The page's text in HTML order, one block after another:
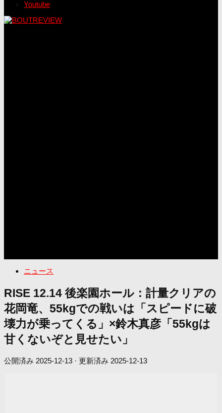
Youtube
ニュース
RISE 12.14 後楽園ホール：計量クリアの
花岡竜、55kgでの戦いは「スピードに破
壊力が乗ってくる」×鈴木真彦「55kgは
甘くないぞと見せたい」
公開済み 2025-12-13 · 更新済み 2025-12-13